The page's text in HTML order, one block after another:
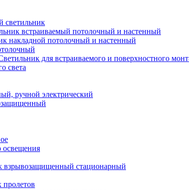
светильник
встраиваемый потолочный и настенный
накладной потолочный и настенный
для встраиваемого и поверхностного
света
ручной электрический
освещения
взрывозащищенный стационарный
пролетов